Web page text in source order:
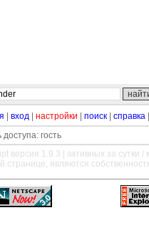
вход настройки поиск справка
гость
версия 1.9.3 | активных за сутки /
странице, являются
————————————